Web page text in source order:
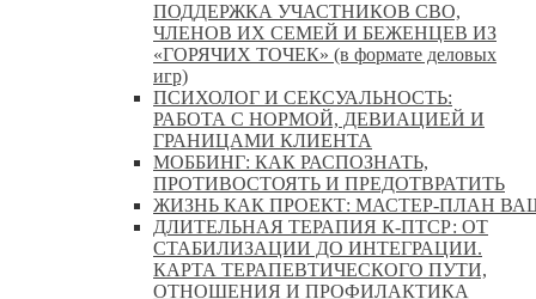
ПОДДЕРЖКА УЧАСТНИКОВ СВО,
ЧЛЕНОВ ИХ СЕМЕЙ И БЕЖЕНЦЕВ ИЗ
«ГОРЯЧИХ ТОЧЕК» (в формате деловых
игр)
ПСИХОЛОГ И СЕКСУАЛЬНОСТЬ:
РАБОТА С НОРМОЙ, ДЕВИАЦИЕЙ И
ГРАНИЦАМИ КЛИЕНТА
МОББИНГ: КАК РАСПОЗНАТЬ,
ПРОТИВОСТОЯТЬ И ПРЕДОТВРАТИТЬ
ЖИЗНЬ КАК ПРОЕКТ: МАСТЕР‑ПЛАН
ДЛИТЕЛЬНАЯ ТЕРАПИЯ К-ПТСР: ОТ
СТАБИЛИЗАЦИИ ДО ИНТЕГРАЦИИ.
КАРТА ТЕРАПЕВТИЧЕСКОГО ПУТИ,
ОТНОШЕНИЯ И ПРОФИЛАКТИКА